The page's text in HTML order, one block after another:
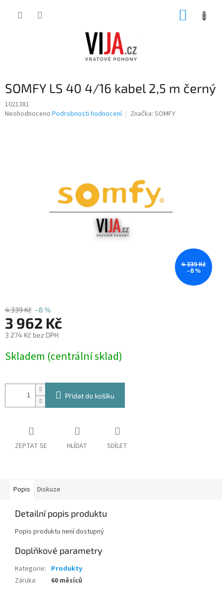
SOMFY LS 40 4/16 kabel 2,5 m černý
1021381
Průměrné
Neohodnoceno Podrobnosti hodnocení Značka: SOMFY
4 339 Kč
–8 %
4 339 Kč –8 %
3 962 Kč
3 274 Kč bez DPH
cena:
Skladem (centrální sklad)
Přidat do košíku
ZEPTAT SE HLÍDAT SDÍLET
Popis Diskuze
Detailní popis produktu
Popis produktu není dostupný
Doplňkové parametry
Kategorie: Produkty
Záruka: 60 měsíců